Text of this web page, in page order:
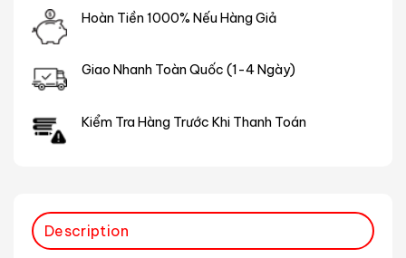
Hoàn Tiền 1000% Nếu Hàng Giả
Giao Nhanh Toàn Quốc (1-4 Ngày)
Kiểm Tra Hàng Trước Khi Thanh Toán
Description